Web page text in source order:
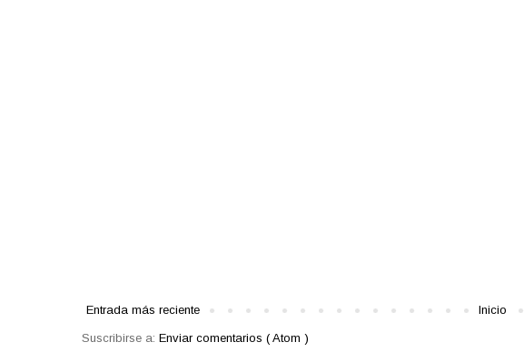
Entrada más reciente Inicio
Suscribirse a: Enviar comentarios ( Atom )